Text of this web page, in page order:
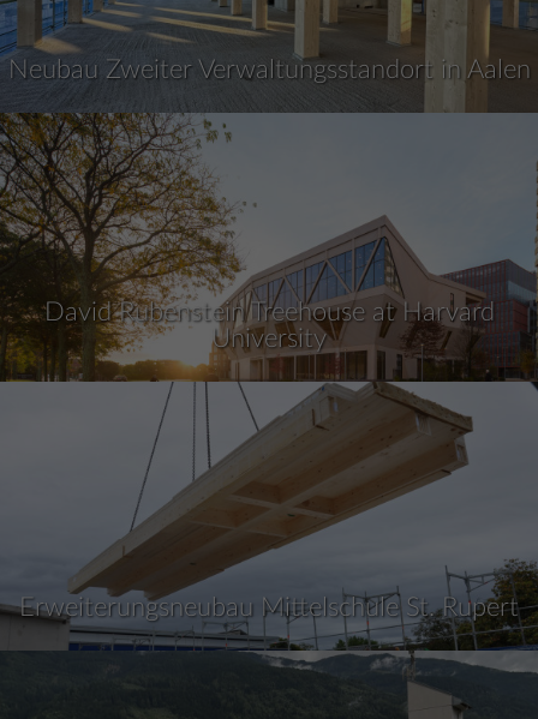
Neubau Zweiter Verwaltungsstandort in Aalen
David Rubenstein Treehouse at Harvard
University
Erweiterungsneubau Mittelschule St. Rupert